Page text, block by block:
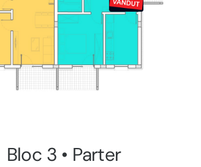
Bloc 3 • Parter